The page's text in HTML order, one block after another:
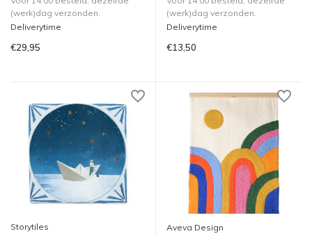
(werk)dag verzonden.
Deliverytime
€29,95
(werk)dag verzonden.
Deliverytime
€13,50
Storytiles Aveva Design